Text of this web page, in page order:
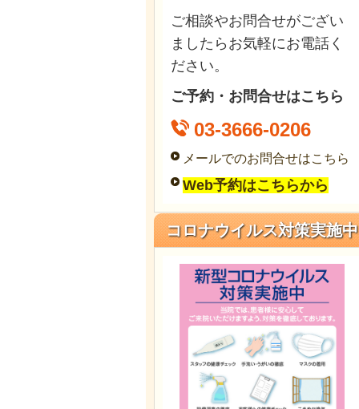
ご相談やお問合せがござい
ましたらお気軽にお電話く
ださい。
ご予約・お問合せはこちら
03-3666-0206
メールでのお問合せはこちら
Web予約はこちらから
コロナウイルス対策実施中